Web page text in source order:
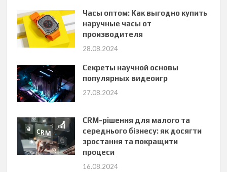
Часы оптом: Как выгодно купить
наручные часы от
производителя
28.08.2024
Секреты научной основы
популярных видеоигр
27.08.2024
CRM-рішення для малого та
середнього бізнесу: як досягти
зростання та покращити
процеси
16.08.2024